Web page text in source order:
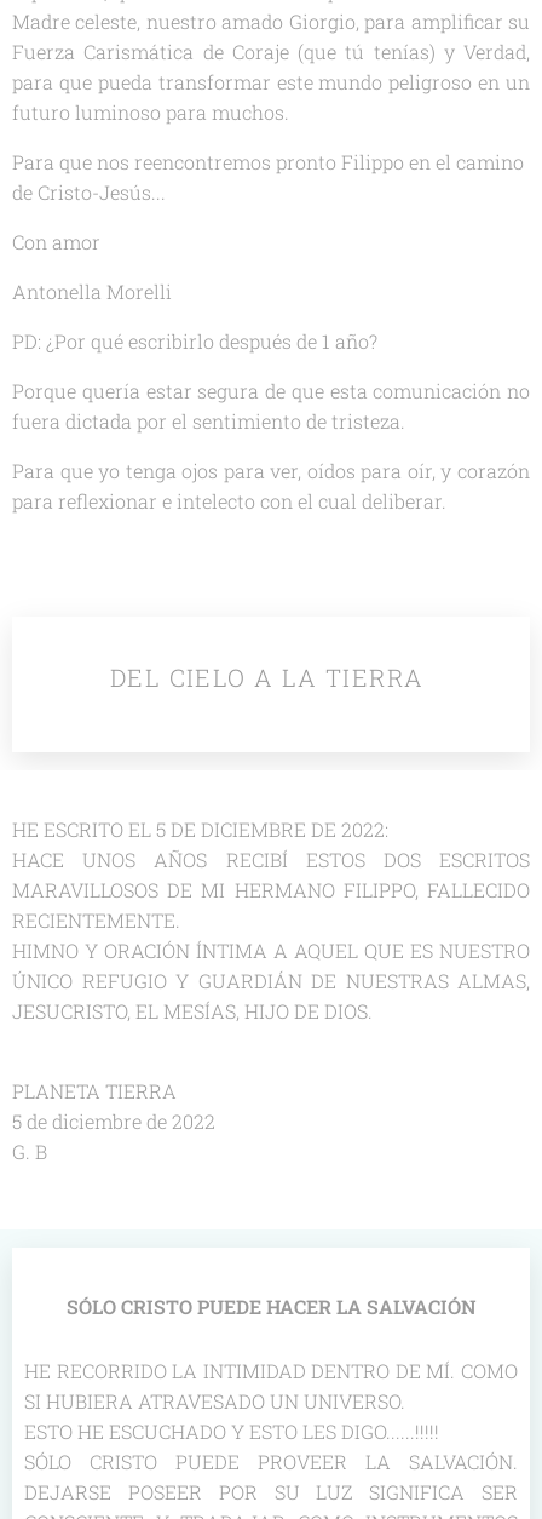
Madre celeste, nuestro amado Giorgio, para amplificar su
Fuerza Carismática de Coraje (que tú tenías) y Verdad,
para que pueda transformar este mundo peligroso en un
futuro luminoso para muchos.
Para que nos reencontremos pronto Filippo en el camino
de Cristo-Jesús...
Con amor
Antonella Morelli
PD: ¿Por qué escribirlo después de 1 año?
Porque quería estar segura de que esta comunicación no
fuera dictada por el sentimiento de tristeza.
Para que yo tenga ojos para ver, oídos para oír, y corazón
para reflexionar e intelecto con el cual deliberar.
DEL CIELO A LA TIERRA
HE ESCRITO EL 5 DE DICIEMBRE DE 2022:
HACE UNOS AÑOS RECIBÍ ESTOS DOS ESCRITOS
MARAVILLOSOS DE MI HERMANO FILIPPO, FALLECIDO
RECIENTEMENTE.
HIMNO Y ORACIÓN ÍNTIMA A AQUEL QUE ES NUESTRO
ÚNICO REFUGIO Y GUARDIÁN DE NUESTRAS ALMAS,
JESUCRISTO, EL MESÍAS, HIJO DE DIOS.
PLANETA TIERRA
5 de diciembre de 2022
G. B
SÓLO CRISTO PUEDE HACER LA SALVACIÓN
HE RECORRIDO LA INTIMIDAD DENTRO DE MÍ. COMO
SI HUBIERA ATRAVESADO UN UNIVERSO.
ESTO HE ESCUCHADO Y ESTO LES DIGO......!!!!!
SÓLO CRISTO PUEDE PROVEER LA SALVACIÓN.
DEJARSE POSEER POR SU LUZ SIGNIFICA SER